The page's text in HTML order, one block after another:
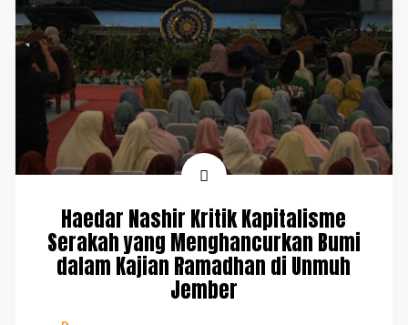
Haedar Nashir Kritik Kapitalisme
Serakah yang Menghancurkan Bumi
dalam Kajian Ramadhan di Unmuh
Jember